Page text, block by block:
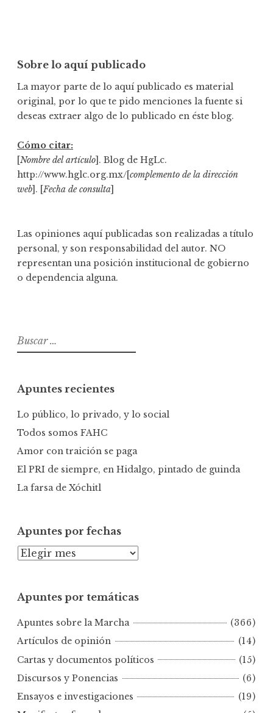
Sobre lo aquí publicado
La mayor parte de lo aquí publicado es material
original, por lo que te pido menciones la fuente si
deseas extraer algo de lo publicado en éste blog.
Cómo citar:
[Nombre del artículo]. Blog de HgLc.
http://www.hglc.org.mx/[complemento de la dirección
web]. [Fecha de consulta]
Las opiniones aquí publicadas son realizadas a título
personal, y son responsabilidad del autor. NO
representan una posición institucional de gobierno
o dependencia alguna.
B
u
a
r
Apuntes recientes
Lo público, lo privado, y lo social
Todos somos FAHC
Amor con traición se paga
El PRI de siempre, en Hidalgo, pintado de guinda
La farsa de Xóchitl
Apuntes por fechas
A
n
e
s
p
r
f
Apuntes por temáticas
Apuntes sobre la Marcha
(366)
Artículos de opinión
(14)
Cartas y documentos políticos
(15)
Discursos y Ponencias
(6)
Ensayos e investigaciones
(19)